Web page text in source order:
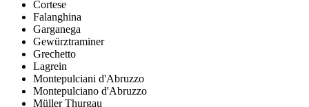
Cortese
Falanghina
Garganega
Gewürztraminer
Grechetto
Lagrein
Montepulciani d'Abruzzo
Montepulciano d'Abruzzo
Müller Thurgau